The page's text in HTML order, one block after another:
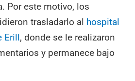
Por este motivo, los
trasladarlo al hospital
Erill, donde se le realizaron
y permanece bajo